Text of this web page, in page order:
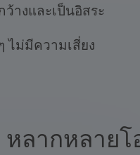
างและเป็นอิสระ
ไม่มีความเสี่ยง
ลากหลายโ